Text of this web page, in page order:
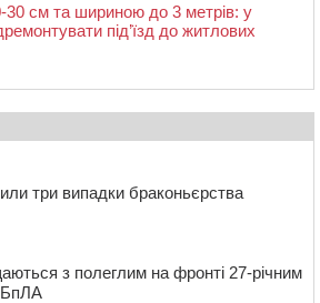
30 см та шириною до 3 метрів: у
під’їзд до житлових
три випадки браконьєрства
з полеглим на фронті 27-річним
БпЛА